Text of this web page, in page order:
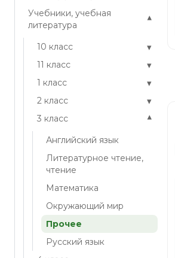
Учебники, учебная
литература
▾
10 класс ▾
11 класс ▾
1 класс ▾
2 класс ▾
3 класс ▾
Английский язык
Литературное чтение,
чтение
Математика
Окружающий мир
Прочее
Русский язык